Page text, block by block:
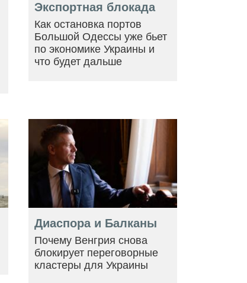
Экспортная блокада
Как остановка портов
Большой Одессы уже бьет
по экономике Украины и
что будет дальше
Диаспора и Балканы
Почему Венгрия снова
блокирует переговорные
кластеры для Украины